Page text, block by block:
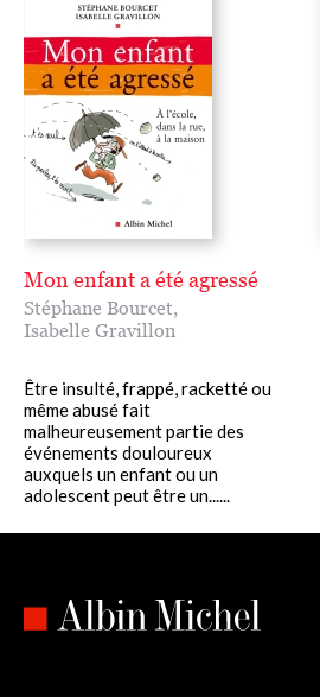
Mon enfant a été agressé
Stéphane Bourcet
Isabelle Gravillon
Être insulté, frappé, racketté ou
même abusé fait
malheureusement partie des
événements douloureux
auxquels un enfant ou un
adolescent peut être un......